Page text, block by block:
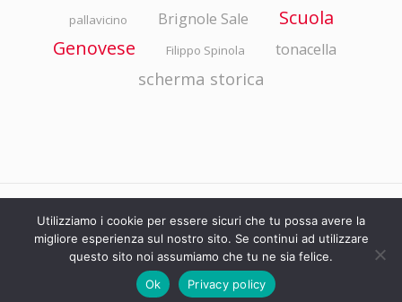
pallavicino
Brignole Sale
Scuola
Genovese
Filippo Spinola tonacella
scherma storica
© ASP EMANUELE BRIGNOLE Via della Libertà 4/10 - 16100 Genova P.I./C.F.
00800260101. Tutti i diritti riservati.
Utilizziamo i cookie per essere sicuri che tu possa avere la
migliore esperienza sul nostro sito. Se continui ad utilizzare
questo sito noi assumiamo che tu ne sia felice.
Ok
Privacy policy